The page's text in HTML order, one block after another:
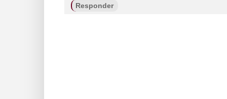
Responder